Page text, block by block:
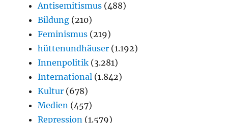
Antisemitismus (488)
Bildung (210)
Feminismus (219)
hüttenundhäuser (1.192)
Innenpolitik (3.281)
International (1.842)
Kultur (678)
Medien (457)
Repression (1.579)